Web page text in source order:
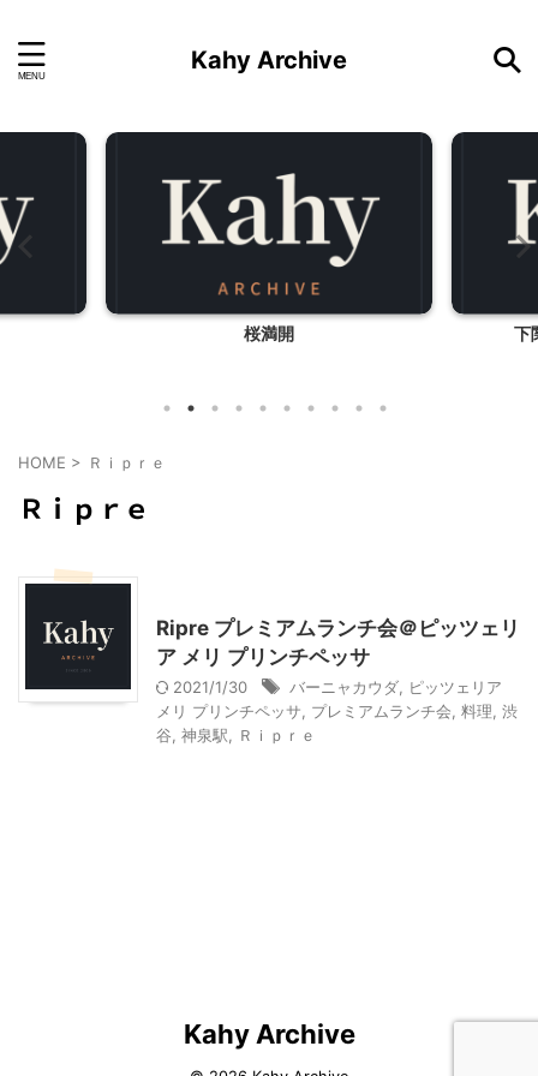
Kahy Archive
桜満開 下
HOME > Ｒｉｐｒｅ
Ｒｉｐｒｅ
Ripre プレミアムランチ会＠ピッツェリ
ア メリ プリンチペッサ
2021/1/30 バーニャカウダ
ピッツェリア
メリ プリンチペッサ
プレミアムランチ会 料理 渋
谷 神泉駅 Ｒｉｐｒｅ
Kahy Archive